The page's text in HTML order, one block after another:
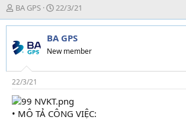
T
h
r
e
a
s
t
a
r
BA GPS
N
g
à
y
g
i
22/3/21
BA GPS
New member
22/3/21
• MÔ TẢ CÔNG VIỆC: